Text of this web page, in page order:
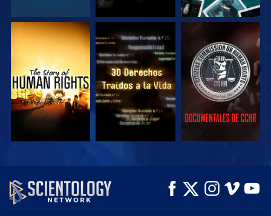
VE VE VE
VE
EXPLORA LAS
SERIES